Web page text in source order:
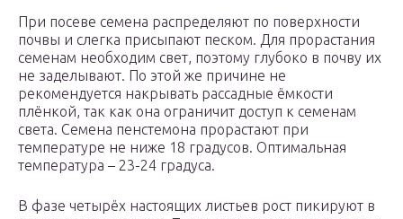
При посеве семена распределяют по поверхности
почвы и слегка присыпают песком. Для прорастания
семенам необходим свет, поэтому глубоко в почву их
не заделывают. По этой же причине не
рекомендуется накрывать рассадные ёмкости
плёнкой, так как она ограничит доступ к семенам
света. Семена пенстемона прорастают при
температуре не ниже 18 градусов. Оптимальная
температура – 23-24 градуса.
В фазе четырёх настоящих листьев рост пикируют в